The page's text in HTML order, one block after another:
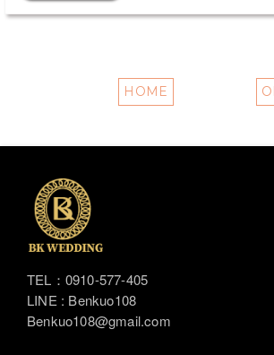
HOME
TEL：0910-577-405
LINE : Benkuo108
Benkuo108@gmail.com